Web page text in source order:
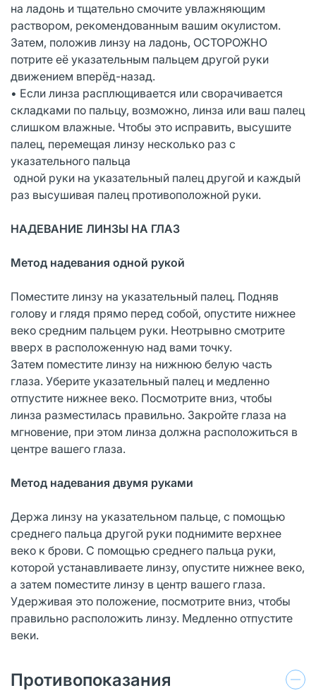
на ладонь и тщательно смочите увлажняющим
раствором, рекомендованным вашим окулистом.
Затем, положив линзу на ладонь, ОСТОРОЖНО
потрите её указательным пальцем другой руки
движением вперёд-назад.
• Если линза расплющивается или сворачивается
складками по пальцу, возможно, линза или ваш палец
слишком влажные. Чтобы это исправить, высушите
палец, перемещая линзу несколько раз с
указательного пальца
одной руки на указательный палец другой и каждый
раз высушивая палец противоположной руки.
НАДЕВАНИЕ ЛИНЗЫ НА ГЛАЗ
Метод надевания одной рукой
Поместите линзу на указательный палец. Подняв
голову и глядя прямо перед собой, опустите нижнее
веко средним пальцем руки. Неотрывно смотрите
вверх в расположенную над вами точку.
Затем поместите линзу на нижнюю белую часть
глаза. Уберите указательный палец и медленно
отпустите нижнее веко. Посмотрите вниз, чтобы
линза разместилась правильно. Закройте глаза на
мгновение, при этом линза должна расположиться в
центре вашего глаза.
Метод надевания двумя руками
Держа линзу на указательном пальце, с помощью
среднего пальца другой руки поднимите верхнее
веко к брови. С помощью среднего пальца руки,
которой устанавливаете линзу, опустите нижнее веко,
а затем поместите линзу в центр вашего глаза.
Удерживая это положение, посмотрите вниз, чтобы
правильно расположить линзу. Медленно отпустите
веки.
Противопоказания